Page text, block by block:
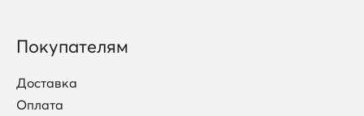
Покупателям
Доставка
Оплата